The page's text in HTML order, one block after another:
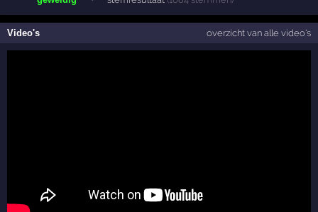
Video's overzicht van alle video's